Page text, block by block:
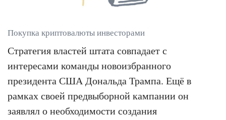
Покупка криптовалюты инвесторами
Стратегия властей штата совпадает с
интересами команды новоизбранного
президента США Дональда Трампа. Ещё в
рамках своей предвыборной кампании он
заявлял о необходимости создания